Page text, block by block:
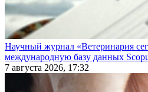
Научный журнал «Ветеринария
международную базу данных
7 августа 2026, 17:32